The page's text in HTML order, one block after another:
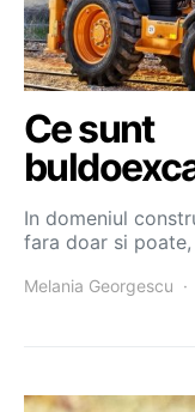
Ce sunt
In domeniul
fara doar si
Melania Georgescu